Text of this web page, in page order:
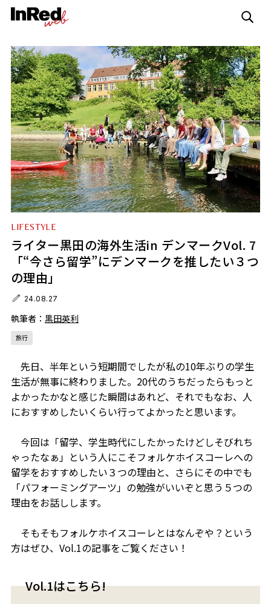
LIFESTYLE
ライター黒田の海外生活in デンマークVol. 7
「“今さら留学”にデンマークを推したい３つ
の理由」
24.08.27
執筆者： 黒田英利
旅行
先日、半年という短期間でしたが私の10年ぶりの学生
生活が無事に終わりました。20代のうちだったらもっと
よかったかなと感じた瞬間はあれど、それでもなお、人
におすすめしたいくらい行ってよかったと思います。
今回は「留学、学生時代にしたかったけどしそびれち
ゃったなぁ」という人にこそフォルケホイスコーレへの
留学をおすすめしたい３つの理由と、さらにその中でも
「パフォーミングアーツ」の勉強がいいぞと思う５つの
理由をお話しします。
そもそもフォルケホイスコーレとはなんぞや？という
方はぜひ、Vol.1の記事をご覧ください！
Vol.1はこちら!